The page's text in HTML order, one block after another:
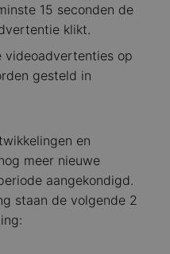
15 seconden de
klikt.
videoadvertenties op
gesteld in
en
meer nieuwe
aangekondigd.
staan de volgende 2